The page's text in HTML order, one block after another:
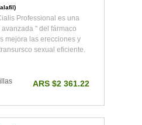
Professional es una
" del fármaco
mejora las erecciones y
sexual eficiente.
ARS $2 361.22